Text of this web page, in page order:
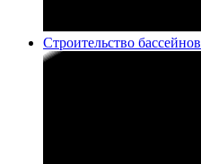
Строительство бассейнов